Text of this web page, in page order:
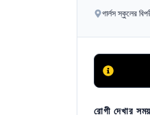
গার্লস স্কুলের
রোগী দেখার সময়